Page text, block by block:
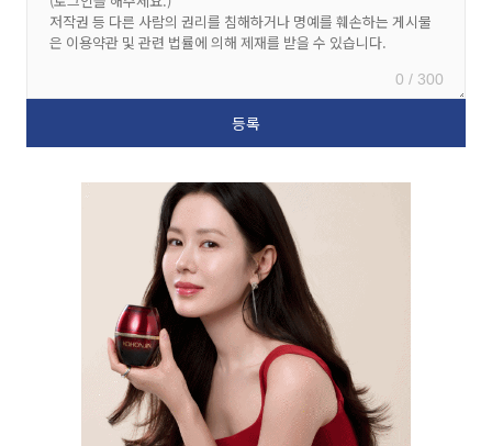
0 / 300